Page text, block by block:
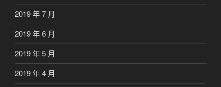
2019 年 7 月
2019 年 6 月
2019 年 5 月
2019 年 4 月